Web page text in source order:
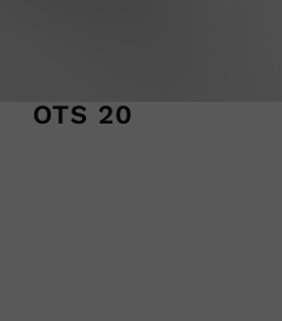
OTS 20